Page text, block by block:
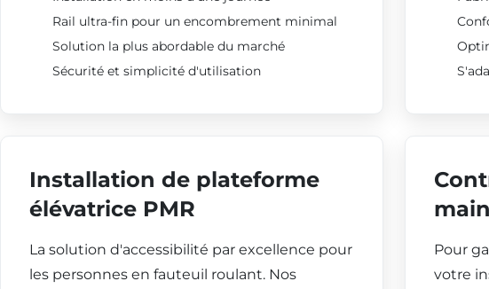
Rail ultra-fin pour un encombrement minimal
Solution la plus abordable du marché
Sécurité et simplicité d'utilisation
Installation de plateforme
élévatrice PMR
La solution d'accessibilité par excellence pour
les personnes en fauteuil roulant. Nos
Pour
votre